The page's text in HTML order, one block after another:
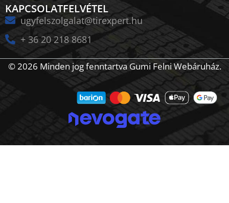
KAPCSOLATFELVÉTEL
ugyfelszolgalat@tirexpert.hu
+ 36 20 218 8681
© 2026 Minden jog fenntartva Gumi Felni Webáruház.